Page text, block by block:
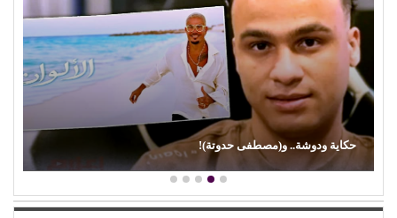
حكاية ودوشة.. و(مصطفى حدوتة)!